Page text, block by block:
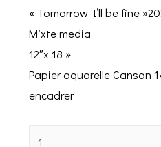
« Tomorrow I’ll be fine
Mixte media
12″x 18 »
Papier aquarelle Canson
encadrer